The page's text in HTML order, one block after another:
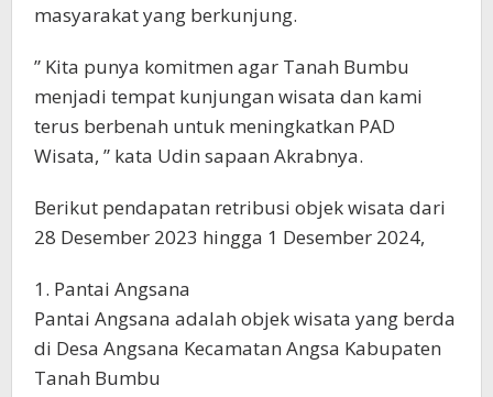
masyarakat yang berkunjung.
” Kita punya komitmen agar Tanah Bumbu
menjadi tempat kunjungan wisata dan kami
terus berbenah untuk meningkatkan PAD
Wisata, ” kata Udin sapaan Akrabnya.
Berikut pendapatan retribusi objek wisata dari
28 Desember 2023 hingga 1 Desember 2024,
1. Pantai Angsana
Pantai Angsana adalah objek wisata yang berda
di Desa Angsana Kecamatan Angsa Kabupaten
Tanah Bumbu